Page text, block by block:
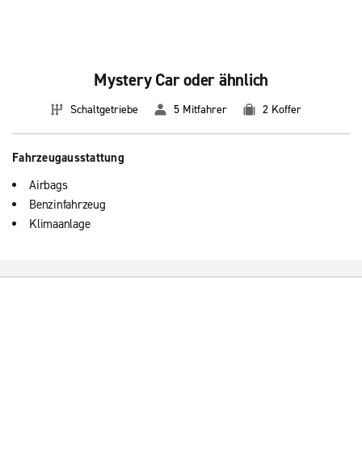
Mystery Car oder ähnlich
Schaltgetriebe 5 Mitfahrer 2 Koffer
Fahrzeugausstattung
Airbags
Benzinfahrzeug
Klimaanlage